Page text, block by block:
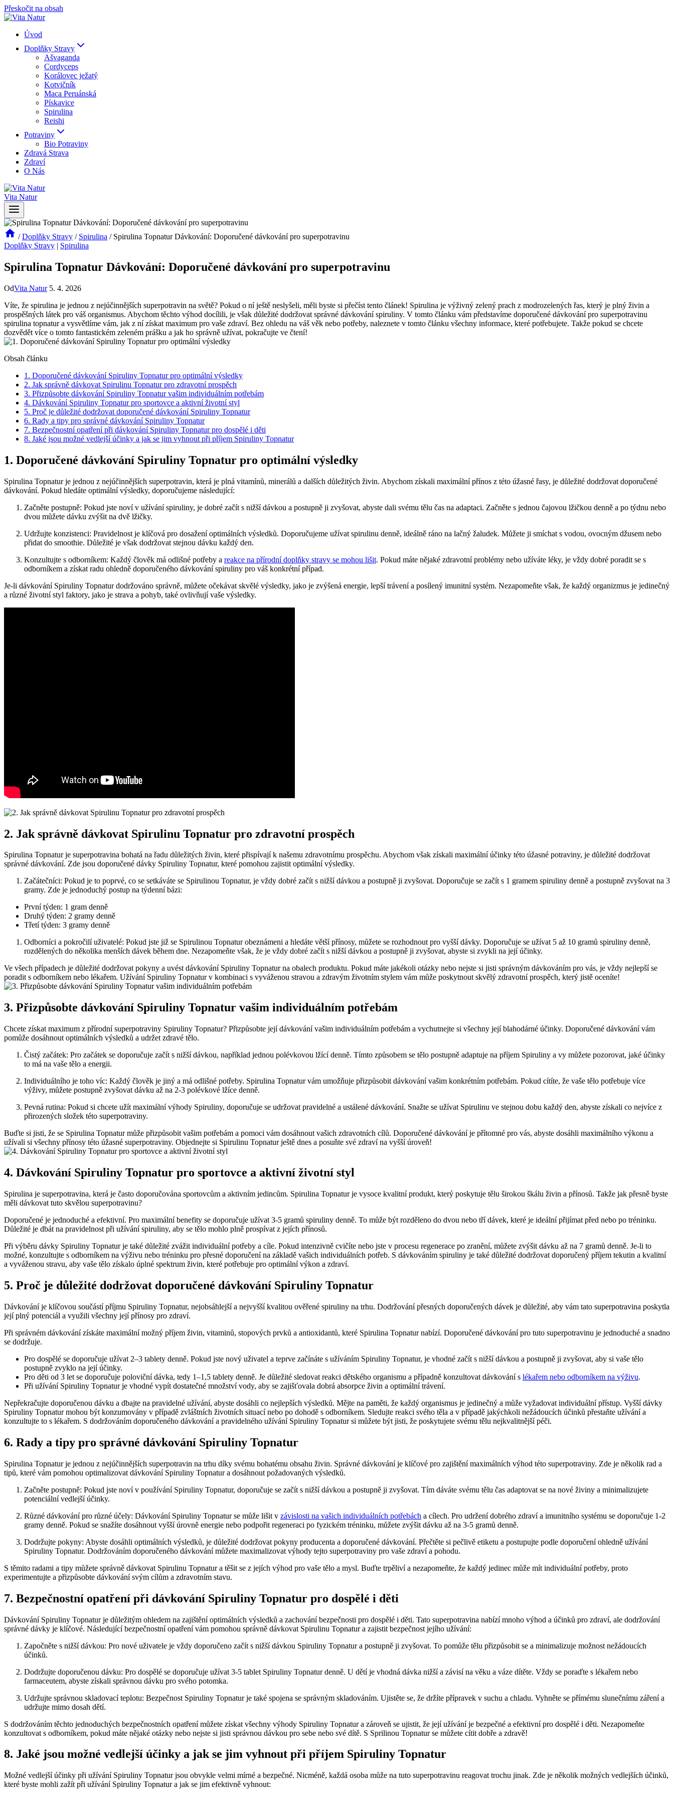
Přeskočit na obsah
Úvod
Doplňky Stravy
Ašvaganda
Cordyceps
Korálovec ježatý
Kotvičník
Maca Peruánská
Pískavice
Spirulina
Reishi
Potraviny
Bio Potraviny
Zdravá Strava
Zdraví
O Nás
Vita Natur
/ Doplňky Stravy / Spirulina / Spirulina Topnatur Dávkování: Doporučené dávkování pro superpotravinu
Doplňky Stravy | Spirulina
Spirulina Topnatur Dávkování: Doporučené dávkování pro superpotravinu
OdVita Natur 5. 4. 2026
Víte, že spirulina je jednou z nejúčinnějších superpotravin na světě? Pokud o ní ještě neslyšeli, měli byste si přečíst tento článek! Spirulina je výživný zelený prach z modrozelených řas, který je plný živin a
prospěšných látek pro váš organismus. Abychom těchto výhod docílili, je však důležité dodržovat správné dávkování spiruliny. V tomto článku vám představíme doporučené dávkování pro superpotravinu
spirulina topnatur a vysvětlíme vám, jak z ní získat maximum pro vaše zdraví. Bez ohledu na váš věk nebo potřeby, naleznete v tomto článku všechny informace, které potřebujete. Takže pokud se chcete
dozvědět více o tomto fantastickém zeleném prášku a jak ho správně užívat, pokračujte ve čtení!
Obsah článku
1. Doporučené dávkování Spiruliny Topnatur pro optimální výsledky
2. Jak správně dávkovat Spirulinu Topnatur pro zdravotní prospěch
3. Přizpůsobte dávkování Spiruliny Topnatur vašim individuálním potřebám
4. Dávkování Spiruliny Topnatur pro sportovce a aktivní životní styl
5. Proč je důležité dodržovat doporučené dávkování Spiruliny Topnatur
6. Rady a tipy pro správné dávkování Spiruliny Topnatur
7. Bezpečnostní opatření při dávkování Spiruliny Topnatur pro dospělé i děti
8. Jaké jsou možné vedlejší účinky a jak se jim vyhnout při příjem Spiruliny Topnatur
1. Doporučené dávkování Spiruliny Topnatur pro optimální výsledky
Spirulina Topnatur je jednou z nejúčinnějších superpotravin, která je plná vitamínů, minerálů a dalších důležitých živin. Abychom získali maximální přínos z této úžasné řasy, je důležité dodržovat doporučené
dávkování. Pokud hledáte optimální výsledky, doporučujeme následující:
Začněte postupně: Pokud jste noví v užívání spiruliny, je dobré začít s nižší dávkou a postupně ji zvyšovat, abyste dali svému tělu čas na adaptaci. Začněte s jednou čajovou lžičkou denně a po týdnu nebo
dvou můžete dávku zvýšit na dvě lžičky.
Udržujte konzistenci: Pravidelnost je klíčová pro dosažení optimálních výsledků. Doporučujeme užívat spirulinu denně, ideálně ráno na lačný žaludek. Můžete ji smíchat s vodou, ovocným džusem nebo
přidat do smoothie. Důležité je však dodržovat stejnou dávku každý den.
Konzultujte s odborníkem: Každý člověk má odlišné potřeby a reakce na přírodní doplňky stravy se mohou lišit. Pokud máte nějaké zdravotní problémy nebo užíváte léky, je vždy dobré poradit se s
odborníkem a získat radu ohledně doporučeného dávkování spiruliny pro váš konkrétní případ.
Je-li dávkování Spiruliny Topnatur dodržováno správně, můžete očekávat skvělé výsledky, jako je zvýšená energie, lepší trávení a posílený imunitní systém. Nezapomeňte však, že každý organizmus je jedinečný
a různé životní styl faktory, jako je strava a pohyb, také ovlivňují vaše výsledky.
2. Jak správně dávkovat Spirulinu Topnatur pro zdravotní prospěch
Spirulina Topnatur je superpotravina bohatá na řadu důležitých živin, které přispívají k našemu zdravotnímu prospěchu. Abychom však získali maximální účinky této úžasné potraviny, je důležité dodržovat
správné dávkování. Zde jsou doporučené dávky Spiruliny Topnatur, které pomohou zajistit optimální výsledky.
Začátečníci: Pokud je to poprvé, co se setkáváte se Spirulinou Topnatur, je vždy dobré začít s nižší dávkou a postupně ji zvyšovat. Doporučuje se začít s 1 gramem spiruliny denně a postupně zvyšovat na 3
gramy. Zde je jednoduchý postup na týdenní bázi:
První týden: 1 gram denně
Druhý týden: 2 gramy denně
Třetí týden: 3 gramy denně
Odborníci a pokročilí uživatelé: Pokud jste již se Spirulinou Topnatur obeznámeni a hledáte větší přínosy, můžete se rozhodnout pro vyšší dávky. Doporučuje se užívat 5 až 10 gramů spiruliny denně,
rozdělených do několika menších dávek během dne. Nezapomeňte však, že je vždy dobré začít s nižší dávkou a postupně ji zvyšovat, abyste si zvykli na její účinky.
Ve všech případech je důležité dodržovat pokyny a uvést dávkování Spiruliny Topnatur na obalech produktu. Pokud máte jakékoli otázky nebo nejste si jisti správným dávkováním pro vás, je vždy nejlepší se
poradit s odborníkem nebo lékařem. Užívání Spiruliny Topnatur v kombinaci s vyváženou stravou a zdravým životním stylem vám může poskytnout skvělý zdravotní prospěch, který jistě oceníte!
3. Přizpůsobte dávkování Spiruliny Topnatur vašim individuálním potřebám
Chcete získat maximum z přírodní superpotraviny Spiruliny Topnatur? Přizpůsobte její dávkování vašim individuálním potřebám a vychutnejte si všechny její blahodárné účinky. Doporučené dávkování vám
pomůže dosáhnout optimálních výsledků a udržet zdravé tělo.
Čistý začátek: Pro začátek se doporučuje začít s nižší dávkou, například jednou polévkovou lžící denně. Tímto způsobem se tělo postupně adaptuje na příjem Spiruliny a vy můžete pozorovat, jaké účinky
to má na vaše tělo a energii.
Individuálního je toho víc: Každý člověk je jiný a má odlišné potřeby. Spirulina Topnatur vám umožňuje přizpůsobit dávkování vašim konkrétním potřebám. Pokud cítíte, že vaše tělo potřebuje více
výživy, můžete postupně zvyšovat dávku až na 2-3 polévkové lžíce denně.
Pevná rutina: Pokud si chcete užít maximální výhody Spiruliny, doporučuje se udržovat pravidelné a ustálené dávkování. Snažte se užívat Spirulinu ve stejnou dobu každý den, abyste získali co nejvíce z
přirozených složek této superpotraviny.
Buďte si jisti, že se Spirulina Topnatur může přizpůsobit vašim potřebám a pomoci vám dosáhnout vašich zdravotních cílů. Doporučené dávkování je přítomné pro vás, abyste dosáhli maximálního výkonu a
užívali si všechny přínosy této úžasné superpotraviny. Objednejte si Spirulinu Topnatur ještě dnes a posuňte své zdraví na vyšší úroveň!
4. Dávkování Spiruliny Topnatur pro sportovce a aktivní životní styl
Spirulina je superpotravina, která je často doporučována sportovcům a aktivním jedincům. Spirulina Topnatur je vysoce kvalitní produkt, který poskytuje tělu širokou škálu živin a přínosů. Takže jak přesně byste
měli dávkovat tuto skvělou superpotravinu?
Doporučené je jednoduché a efektivní. Pro maximální benefity se doporučuje užívat 3-5 gramů spiruliny denně. To může být rozděleno do dvou nebo tří dávek, které je ideální přijímat před nebo po tréninku.
Důležité je dbát na pravidelnost při užívání spiruliny, aby se tělo mohlo plně prospívat z jejích přínosů.
Při výběru dávky Spiruliny Topnatur je také důležité zvážit individuální potřeby a cíle. Pokud intenzivně cvičíte nebo jste v procesu regenerace po zranění, můžete zvýšit dávku až na 7 gramů denně. Je-li to
možné, konzultujte s odborníkem na výživu nebo tréninku pro přesné doporučení na základě vašich individuálních potřeb. S dávkováním spiruliny je také důležité dodržovat doporučený příjem tekutin a kvalitní
a vyváženou stravu, aby vaše tělo získalo úplné spektrum živin, které potřebuje pro optimální výkon a zdraví.
5. Proč je důležité dodržovat doporučené dávkování Spiruliny Topnatur
Dávkování je klíčovou součástí příjmu Spiruliny Topnatur, nejobsáhlejší a nejvyšší kvalitou ověřené spiruliny na trhu. Dodržování přesných doporučených dávek je důležité, aby vám tato superpotravina poskytla
její plný potenciál a využili všechny její přínosy pro zdraví.
Při správném dávkování získáte maximální možný příjem živin, vitaminů, stopových prvků a antioxidantů, které Spirulina Topnatur nabízí. Doporučené dávkování pro tuto superpotravinu je jednoduché a snadno
se dodržuje.
Pro dospělé se doporučuje užívat 2–3 tablety denně. Pokud jste nový uživatel a teprve začínáte s užíváním Spiruliny Topnatur, je vhodné začít s nižší dávkou a postupně ji zvyšovat, aby si vaše tělo
postupně zvyklo na její účinky.
Pro děti od 3 let se doporučuje poloviční dávka, tedy 1–1,5 tablety denně. Je důležité sledovat reakci dětského organismu a případně konzultovat dávkování s lékařem nebo odborníkem na výživu.
Při užívání Spiruliny Topnatur je vhodné vypít dostatečné množství vody, aby se zajišťovala dobrá absorpce živin a optimální trávení.
Nepřekračujte doporučenou dávku a dbajte na pravidelné užívání, abyste dosáhli co nejlepších výsledků. Mějte na paměti, že každý organismus je jedinečný a může vyžadovat individuální přístup. Vyšší dávky
Spiruliny Topnatur mohou být konzumovány v případě zvláštních životních situací nebo po dohodě s odborníkem. Sledujte reakci svého těla a v případě jakýchkoli nežádoucích účinků přestaňte užívání a
konzultujte to s lékařem. S dodržováním doporučeného dávkování a pravidelného užívání Spiruliny Topnatur si můžete být jisti, že poskytujete svému tělu nejkvalitnější péči.
6. Rady a tipy pro správné dávkování Spiruliny Topnatur
Spirulina Topnatur je jednou z nejúčinnějších superpotravin na trhu díky svému bohatému obsahu živin. Správné dávkování je klíčové pro zajištění maximálních výhod této superpotraviny. Zde je několik rad a
tipů, které vám pomohou optimalizovat dávkování Spiruliny Topnatur a dosáhnout požadovaných výsledků.
Začněte postupně: Pokud jste noví v používání Spiruliny Topnatur, doporučuje se začít s nižší dávkou a postupně ji zvyšovat. Tím dáváte svému tělu čas adaptovat se na nové živiny a minimalizujete
potenciální vedlejší účinky.
Různé dávkování pro různé účely: Dávkování Spiruliny Topnatur se může lišit v závislosti na vašich individuálních potřebách a cílech. Pro udržení dobrého zdraví a imunitního systému se doporučuje 1-2
gramy denně. Pokud se snažíte dosáhnout vyšší úrovně energie nebo podpořit regeneraci po fyzickém tréninku, můžete zvýšit dávku až na 3-5 gramů denně.
Dodržujte pokyny: Abyste dosáhli optimálních výsledků, je důležité dodržovat pokyny producenta a doporučené dávkování. Přečtěte si pečlivě etiketu a postupujte podle doporučení ohledně užívání
Spiruliny Topnatur. Dodržováním doporučeného dávkování můžete maximalizovat výhody tejto superpotraviny pro vaše zdraví a pohodu.
S těmito radami a tipy můžete správně dávkovat Spirulinu Topnatur a těšit se z jejích výhod pro vaše tělo a mysl. Buďte trpěliví a nezapomeňte, že každý jedinec může mít individuální potřeby, proto
experimentujte a přizpůsobte dávkování svým cílům a zdravotním stavu.
7. Bezpečnostní opatření při dávkování Spiruliny Topnatur pro dospělé i děti
Dávkování Spiruliny Topnatur je důležitým ohledem na zajištění optimálních výsledků a zachování bezpečnosti pro dospělé i děti. Tato superpotravina nabízí mnoho výhod a účinků pro zdraví, ale dodržování
správné dávky je klíčové. Následující bezpečnostní opatření vám pomohou správně dávkovat Spirulinu Topnatur a zajistit bezpečnost jejího užívání:
Započněte s nižší dávkou: Pro nové uživatele je vždy doporučeno začít s nižší dávkou Spiruliny Topnatur a postupně ji zvyšovat. To pomůže tělu přizpůsobit se a minimalizuje možnost nežádoucích
účinků.
Dodržujte doporučenou dávku: Pro dospělé se doporučuje užívat 3-5 tablet Spiruliny Topnatur denně. U dětí je vhodná dávka nižší a závisí na věku a váze dítěte. Vždy se poraďte s lékařem nebo
farmaceutem, abyste získali správnou dávku pro svého potomka.
Udržujte správnou skladovací teplotu: Bezpečnost Spiruliny Topnatur je také spojena se správným skladováním. Ujistěte se, že držíte přípravek v suchu a chladu. Vyhněte se přímému slunečnímu záření a
udržujte mimo dosah dětí.
S dodržováním těchto jednoduchých bezpečnostních opatření můžete získat všechny výhody Spiruliny Topnatur a zároveň se ujistit, že její užívání je bezpečné a efektivní pro dospělé i děti. Nezapomeňte
konzultovat s odborníkem, pokud máte nějaké otázky nebo nejste si jisti správnou dávkou pro sebe nebo své dítě. S Sprilinou Topnatur se můžete cítit dobře a zdravě!
8. Jaké jsou možné vedlejší účinky a jak se jim vyhnout při příjem Spiruliny Topnatur
Možné vedlejší účinky při užívání Spiruliny Topnatur jsou obvykle velmi mírné a bezpečné. Nicméně, každá osoba může na tuto superpotravinu reagovat trochu jinak. Zde je několik možných vedlejších účinků,
které byste mohli zažít při užívání Spiruliny Topnatur a jak se jim efektivně vyhnout: